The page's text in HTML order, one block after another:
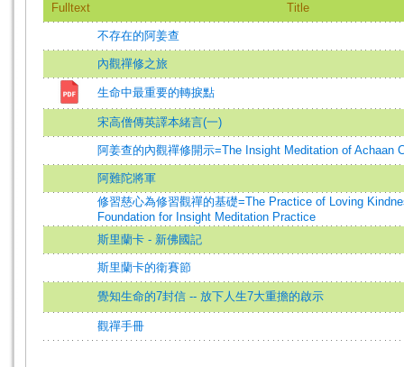
Fulltext Title
不存在的阿姜查
內觀禪修之旅
生命中最重要的轉捩點
宋高僧傳英譯本緒言(一)
阿姜查的內觀禪修開示=The Insight Meditation of Achaan
阿難陀將軍
修習慈心為修習觀禪的基礎=The Practice of Loving
Foundation for Insight Meditation Practice
斯里蘭卡 - 新佛國記
斯里蘭卡的衛賽節
覺知生命的7封信 -- 放下人生7大重擔的啟示
觀禪手冊